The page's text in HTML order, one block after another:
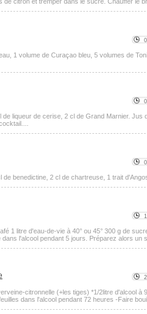
de citron et tremper dans le sucre. Chauffer le
1 volume de Curaçao bleu, 5 volumes de
de liqueur de cerise, 2 cl de Grand Marnier. Jus
de benedictine, 2 cl de chartreuse, 1 trait
1 litre d'eau-de-vie à 40° ou 45° 300 g de
l'alcool pendant 5 jours. Préparez alors un
citronnelle (+les tiges) *1/2litre d'alcool à
dans l'alcool pendant 72 heures -Faire